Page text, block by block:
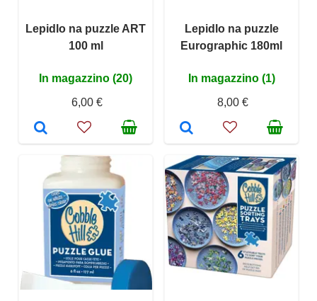
Lepidlo na puzzle ART
100 ml
In magazzino (20)
6,00 €
Lepidlo na puzzle
Eurographic 180ml
In magazzino (1)
8,00 €